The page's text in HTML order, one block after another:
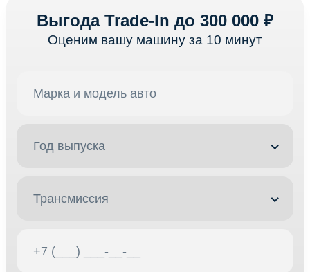
Выгода Trade-In до 300 000 ₽
Оценим вашу машину за 10 минут
Год выпуска
Трансмиссия